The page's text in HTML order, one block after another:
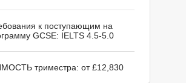
к поступающим на
GCSE: IELTS 4.5-5.0
триместра: от £12,830